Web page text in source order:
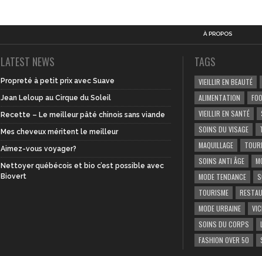
À PROPOS
LATEST NEWS
Propreté à petit prix avec Suave
Jean Leloup au Cirque du Soleil
Recette – Le meilleur pâté chinois sans viande
Mes cheveux méritent le meilleur
Aimez-vous voyager?
Nettoyer québécois et bio c’est possible avec
Biovert
TAGS
VIEILLIR EN BEAUTÉ
ALIMENTATION
VIEILLIR EN SANTÉ
SOINS DU VISAGE
MAQUILLAGE
SOINS ANTI ÂGE
MODE TENDANCE
TOURISME
MODE URBAINE
SOINS DU CORPS
FASHION OVER 50